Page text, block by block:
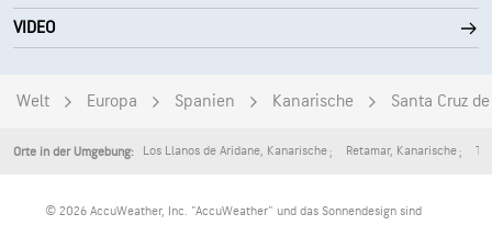
VIDEO
Welt Europa Spanien Kanarische Santa Cruz
Orte in der Umgebung: Los Llanos de Aridane, Kanarische Retamar, Kanarische
© 2026 AccuWeather, Inc. "AccuWeather" und das Sonnendesign sind